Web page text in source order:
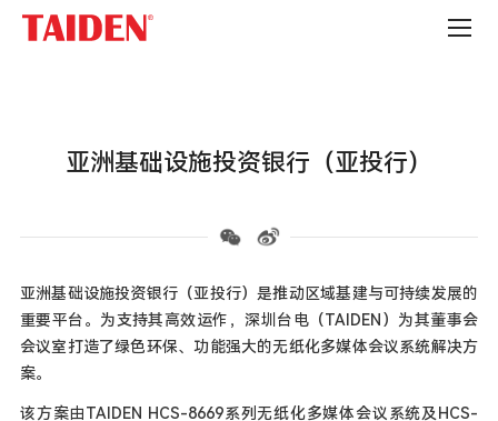
亚洲基础设施投资银行（亚投行）
亚洲基础设施投资银行（亚投行）是推动区域基建与可持续发展的
重要平台。为支持其高效运作，深圳台电（TAIDEN）为其董事会
会议室打造了绿色环保、功能强大的无纸化多媒体会议系统解决方
案。
该方案由TAIDEN HCS-8669系列无纸化多媒体会议系统及HCS-